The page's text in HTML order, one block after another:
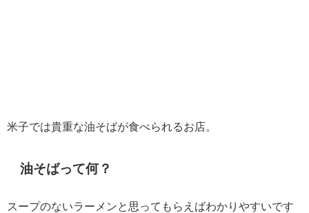
米子では貴重な油そばが食べられるお店。
油そばって何？
スープのないラーメンと思ってもらえばわかりやすいです